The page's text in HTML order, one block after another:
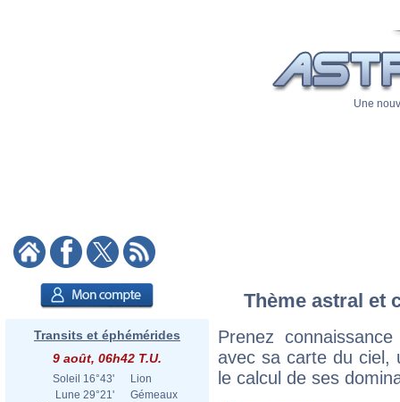
Une
Transits et éphémérides
9 août, 06h42 T.U.
Soleil 16°43'
Lion
Lune 29°21'
Gémeaux
Thème astral et
Prenez
avec sa carte du ciel,
le calcul de ses